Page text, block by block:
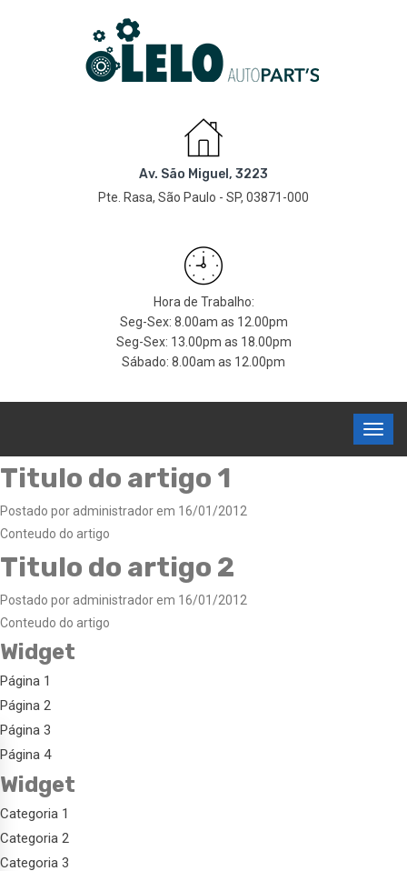
Av. São Miguel, 3223
Pte. Rasa, São Paulo - SP, 03871-000
Hora de Trabalho:
Seg-Sex: 8.00am as 12.00pm
Seg-Sex: 13.00pm as 18.00pm
Sábado: 8.00am as 12.00pm
Titulo do artigo 1
Postado por administrador em 16/01/2012
Conteudo do artigo
Titulo do artigo 2
Postado por administrador em 16/01/2012
Conteudo do artigo
Widget
Página 1
Página 2
Página 3
Página 4
Widget
Categoria 1
Categoria 2
Categoria 3